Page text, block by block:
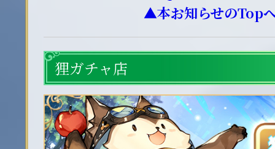
▲本お知らせのTop
狸ガチャ店